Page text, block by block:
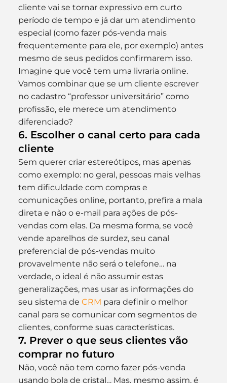
cliente vai se tornar expressivo em curto
período de tempo e já dar um atendimento
especial (como fazer pós-venda mais
frequentemente para ele, por exemplo) antes
mesmo de seus pedidos confirmarem isso.
Imagine que você tem uma livraria online.
Vamos combinar que se um cliente escrever
no cadastro “professor universitário” como
profissão, ele merece um atendimento
diferenciado?
6. Escolher o canal certo para cada
cliente
Sem querer criar estereótipos, mas apenas
como exemplo: no geral, pessoas mais velhas
tem dificuldade com compras e
comunicações online, portanto, prefira a mala
direta e não o e-mail para ações de pós-
vendas com elas. Da mesma forma, se você
vende aparelhos de surdez, seu canal
preferencial de pós-vendas muito
provavelmente não será o telefone… na
verdade, o ideal é não assumir estas
generalizações, mas usar as informações do
seu sistema de CRM para definir o melhor
canal para se comunicar com segmentos de
clientes, conforme suas características.
7. Prever o que seus clientes vão
comprar no futuro
Não, você não tem como fazer pós-venda
usando bola de cristal… Mas, mesmo assim, é